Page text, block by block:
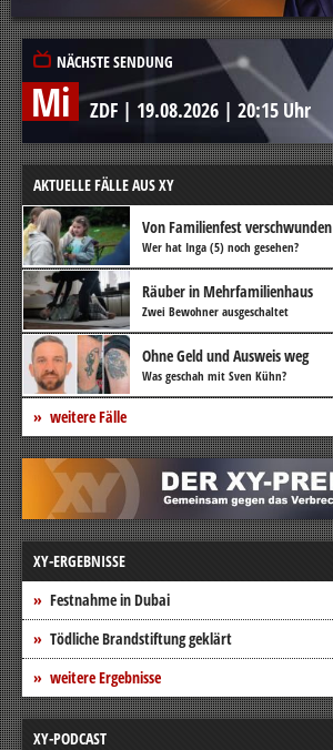
NÄCHSTE SENDUNG
Mi ZDF | 19.08.2026 | 20:15 Uhr
AKTUELLE FÄLLE AUS XY
Von Familienfest verschwunden
Wer hat Inga (5) noch gesehen?
Räuber in Mehrfamilienhaus
Zwei Bewohner ausgeschaltet
Ohne Geld und Ausweis weg
Was geschah mit Sven Kühn?
weitere Fälle
XY-ERGEBNISSE
Festnahme in Dubai
Tödliche Brandstiftung geklärt
weitere Ergebnisse
XY-PODCAST